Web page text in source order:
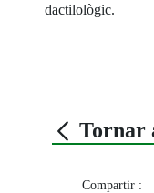
dactilològic.
Tornar
Compartir :